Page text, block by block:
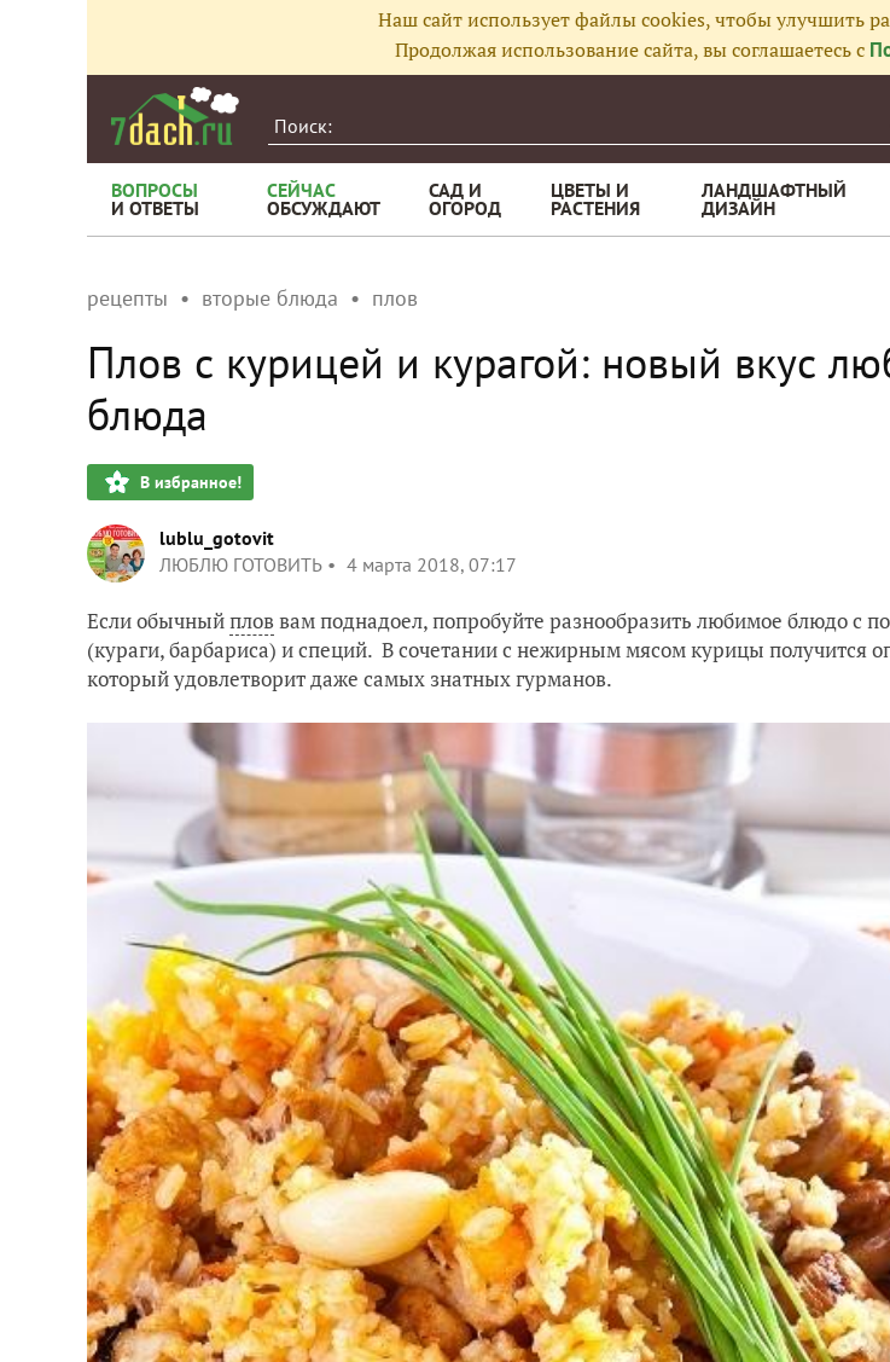
Наш сайт использует файлы cookies, чтобы улучшить
Продолжая использование сайта, вы соглашаетесь с
ВОПРОСЫ
И ОТВЕТЫ
СЕЙЧАС
ОБСУЖДАЮТ
САД И
ОГОРОД
ЦВЕТЫ И
РАСТЕНИЯ
ЛАНДШАФТНЫЙ
ДИЗАЙН
рецепты вторые блюда плов
Плов с курицей и курагой: новый вкус
блюда
В избранное!
lublu_gotovit
ЛЮБЛЮ ГОТОВИТЬ
4 марта 2018, 07:17
Если обычныйпловвам поднадоел, попробуйте разнообразить любимое блюдо с
(кураги, барбариса) и специй. В сочетании с нежирным мясом курицы получится
который удовлетворит даже самых знатных гурманов.